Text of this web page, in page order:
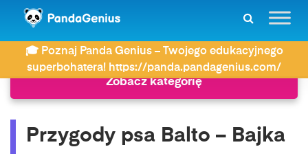
🎓 Poznaj Panda Genius – Twojego edukacyjnego
superbohatera! https://panda.pandagenius.com/
ZDAY Bajki Przygody psa Balto – Bajka
Zobacz kategorię
Przygody psa Balto – Bajka